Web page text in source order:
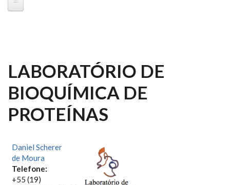
LABORATÓRIO DE
BIOQUÍMICA DE
PROTEÍNAS
Daniel Scherer
de Moura
Telefone:
+55 (19)